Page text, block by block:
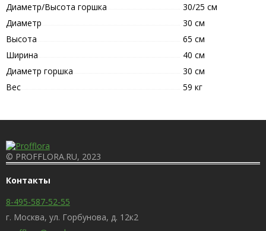
Диаметр/Высота горшка
30/25 см
Диаметр
30 см
Высота
65 см
Ширина
40 см
Диаметр горшка
30 см
Вес
59 кг
© PROFFLORA.RU, 2023
Контакты
8-495-587-52-55
г. Москва, ул. Горбунова, д. 12к2